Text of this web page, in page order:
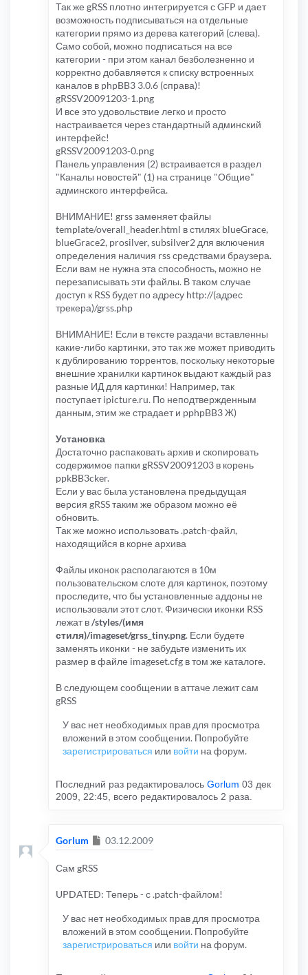
Так же gRSS плотно интегрируется с GFP и дает
возможность подписываться на отдельные
категории прямо из дерева категорий (слева).
Само собой, можно подписаться на все
категории - при этом канал безболезненно и
корректно добавляется к списку встроенных
каналов в phpBB3 3.0.6 (справа)!
gRSSV20091203-1.png
И все это удовольствие легко и просто
настраивается через стандартный админский
интерфейс!
gRSSV20091203-0.png
Панель управления (2) встраивается в раздел
"Каналы новостей" (1) на странице "Общие"
админского интерфейса.
ВНИМАНИЕ! grss заменяет файлы
template/overall_header.html в стилях blueGrace,
blueGrace2, prosilver, subsilver2 для включения
определения наличия rss средствами браузера.
Если вам не нужна эта способность, можно не
перезаписывать эти файлы. В таком случае
доступ к RSS будет по адресу http://(адрес
трекера)/grss.php
ВНИМАНИЕ! Если в тексте раздачи вставленны
какие-либо картинки, это так же может приводить
к дублированию торрентов, поскольку некоторые
внешние хранилки картинок выдают каждый раз
разные ИД для картинки! Например, так
поступает ipicture.ru. По неподтвержденным
данным, этим же страдает и pphpBB3 Ж)
Установка
Достаточно распаковать архив и скопировать
содержимое папки gRSSV20091203 в корень
ppkBB3cker.
Если у вас была установлена предыдущая
версия gRSS таким же образом можно её
обновить.
Так же можно использовать .patch-файл,
находящийся в корне архива
Файлы иконок располагаются в 10м
пользовательском слоте для картинок, поэтому
проследите, что бы установленные аддоны не
использовали этот слот. Физически иконки RSS
лежат в/styles/(имя
стиля)/imageset/grss_tiny.png. Если будете
заменять иконки - не забудьте изменить их
размер в файле imageset.cfg в том же каталоге.
В следующем сообщении в аттаче лежит сам
gRSS
У вас нет необходимых прав для просмотра
вложений в этом сообщении. Попробуйте
зарегистрироваться или войти на форум.
Последний раз редактировалось Gorlum 03 дек
2009, 22:45, всего редактировалось 2 раза.
Gorlum Сообщение
03.12.2009
Сам gRSS
UPDATED: Теперь - с .patch-файлом!
У вас нет необходимых прав для просмотра
вложений в этом сообщении. Попробуйте
зарегистрироваться или войти на форум.